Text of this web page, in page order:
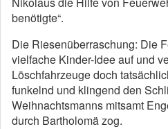
benötigte“.
Die Riesenüberraschung: Die
vielfache Kinder-Idee auf und
Löschfahrzeuge doch
funkelnd und klingend den
Weihnachtsmanns mitsamt
durch Bartholomä zog.